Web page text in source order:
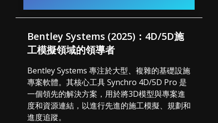
Bentley Systems (2025)：4D/5D施
工模擬領域的領導者
Bentley Systems 專注於大型、複雜的基礎設施
專案軟體。其核心工具 Synchro 4D/5D Pro 是
一個領先的解決方案，用於將3D模型與專案進
度和資源連結，以進行先進的施工模擬、規劃和
進度追蹤。